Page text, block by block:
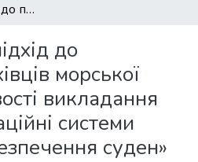
Комплексний підхід до підготовки фахівців морської галузі: особливості викладання курсу «Інформаційні системи технічного забезпечення суден»
до
морської
викладання
системи
суден»